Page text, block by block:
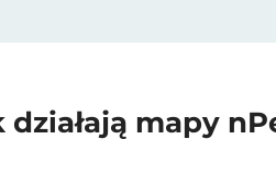
działają mapy